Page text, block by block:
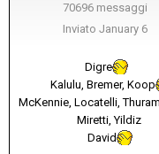
70696 messaggi
Inviato January 6
Digre
Kalulu, Bremer, Koop
McKennie, Locatelli,
Miretti, Yildiz
David